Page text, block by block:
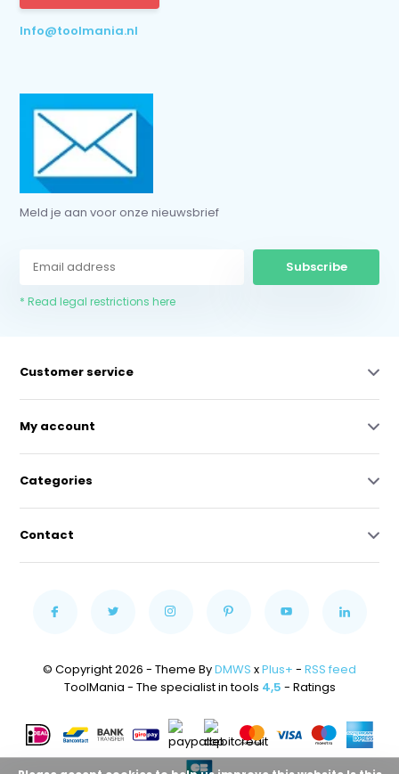
Info@toolmania.nl
Meld je aan voor onze nieuwsbrief
Subscribe
* Read legal restrictions here
Customer service
My account
Categories
Contact
© Copyright 2026 - Theme ByDMWS xPlus+ - RSS feed
ToolMania - The specialist in tools 4,5 - Ratings